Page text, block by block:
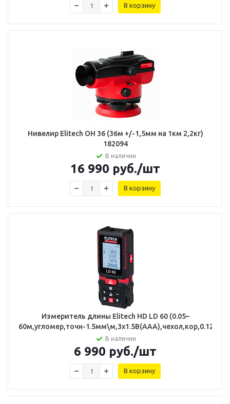
В корзину
Нивелир Elitech ОН 36 (36м +/-1,5мм на 1км 2,2кг)
182094
В наличии
16 990 руб./шт
В корзину
Измеритель длины Elitech HD LD 60 (0.05–
60м,угломер,точн-1.5мм\м,3х1.5В(ААА),чехол,кор,0.12кг)
В наличии
6 990 руб./шт
В корзину